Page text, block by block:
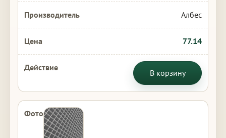
Албес
77.14
В корзину